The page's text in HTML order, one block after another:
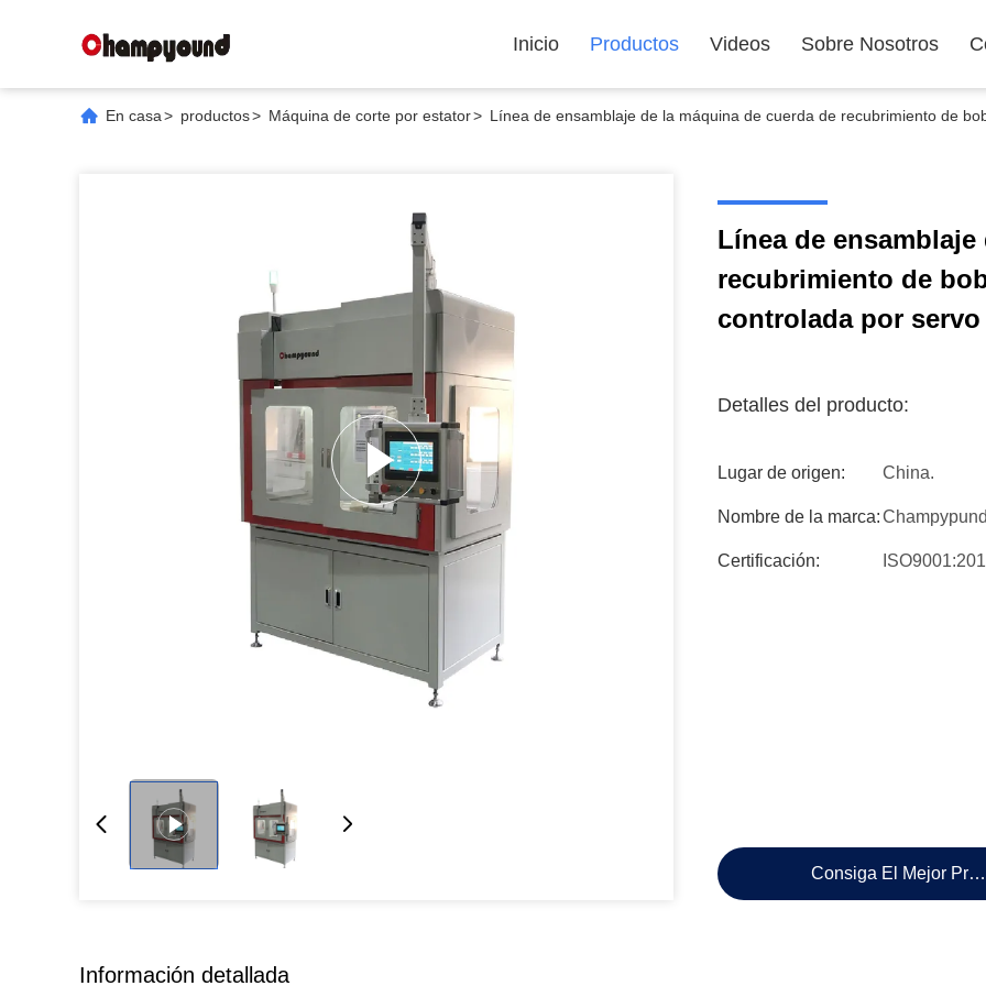
Inicio Productos Videos Sobre Nosotros
En casa> productos> Máquina de corte por estator> Línea de ensamblaje de la máquina de cuerda de recubrimiento de
Línea de
recubrimiento de
controlada por servo
Detalles del producto:
Lugar de origen: China.
Nombre de la marca:Champypund
Certificación:
Consiga El Mejor
Información detallada